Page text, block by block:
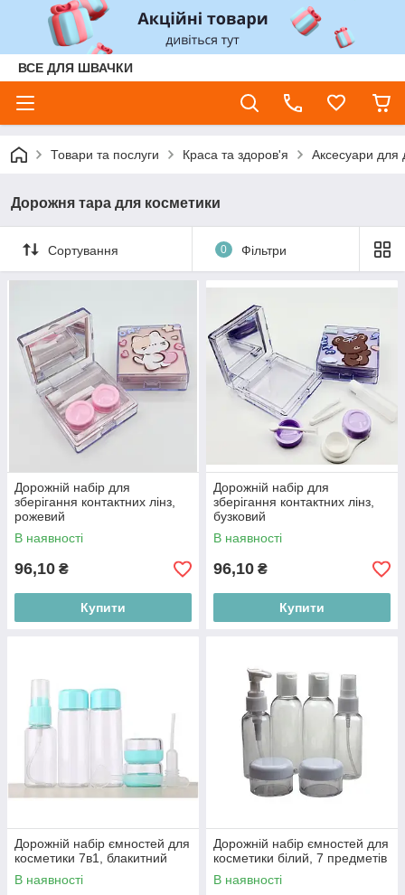
ВСЕ ДЛЯ ШВАЧКИ
Товари та послуги Краса та здоров'я Аксесуари для
Дорожня тара для косметики
Сортування 0 Фільтри
Дорожній набір для
зберігання контактних лінз,
рожевий
В наявності
96,10 ₴
Купити
Дорожній набір для
зберігання контактних лінз,
бузковий
В наявності
96,10 ₴
Купити
Дорожній набір ємностей для
косметики 7в1, блакитний
В наявності
Дорожній набір ємностей для
косметики білий, 7 предметів
В наявності